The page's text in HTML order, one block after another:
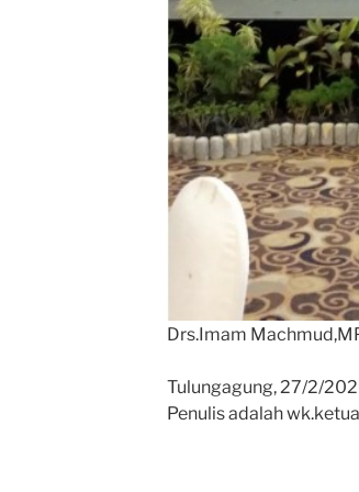
Drs.Imam
Tulungagung, 27/2/
Penulis adalah